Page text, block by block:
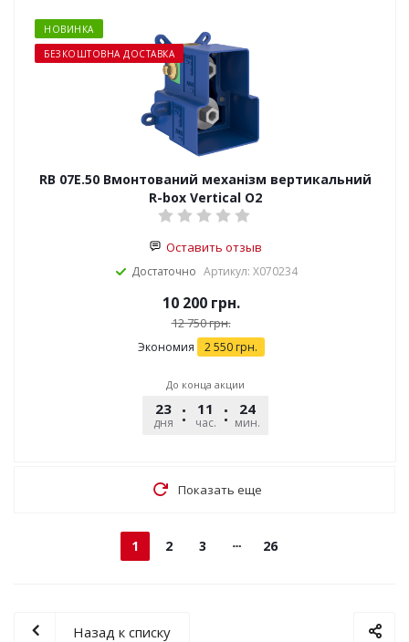
НОВИНКА
БЕЗКОШТОВНА ДОСТАВКА
RB 07E.50 Вмонтований механізм вертикальний
R-box Vertical O2
Оставить отзыв
Достаточно Артикул: X070234
10 200грн.
12 750грн.
Экономия 2 550грн.
До конца акции
23
дня
11
час.
24
мин.
Показать еще
1 2 3 26
Назад к списку